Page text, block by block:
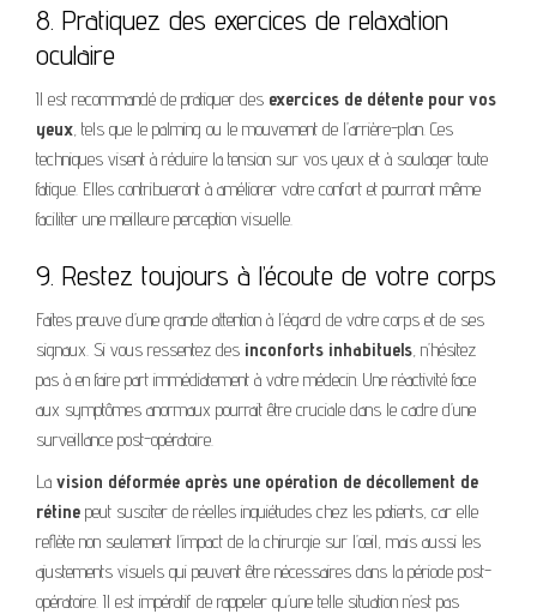
8. Pratiquez des exercices de relaxation
oculaire
Il est recommandé de pratiquer des exercices de détente pour vos
yeux, tels que le palming ou le mouvement de l’arrière-plan. Ces
techniques visent à réduire la tension sur vos yeux et à soulager toute
fatigue. Elles contribueront à améliorer votre confort et pourront même
faciliter une meilleure perception visuelle.
9. Restez toujours à l’écoute de votre corps
Faites preuve d’une grande attention à l’égard de votre corps et de ses
signaux. Si vous ressentez des inconforts inhabituels, n’hésitez
pas à en faire part immédiatement à votre médecin. Une réactivité face
aux symptômes anormaux pourrait être cruciale dans le cadre d’une
surveillance post-opératoire.
La vision déformée après une opération de décollement de
rétine peut susciter de réelles inquiétudes chez les patients, car elle
reflète non seulement l’impact de la chirurgie sur l’œil, mais aussi les
ajustements visuels qui peuvent être nécessaires dans la période post-
opératoire. Il est impératif de rappeler qu’une telle situation n’est pas